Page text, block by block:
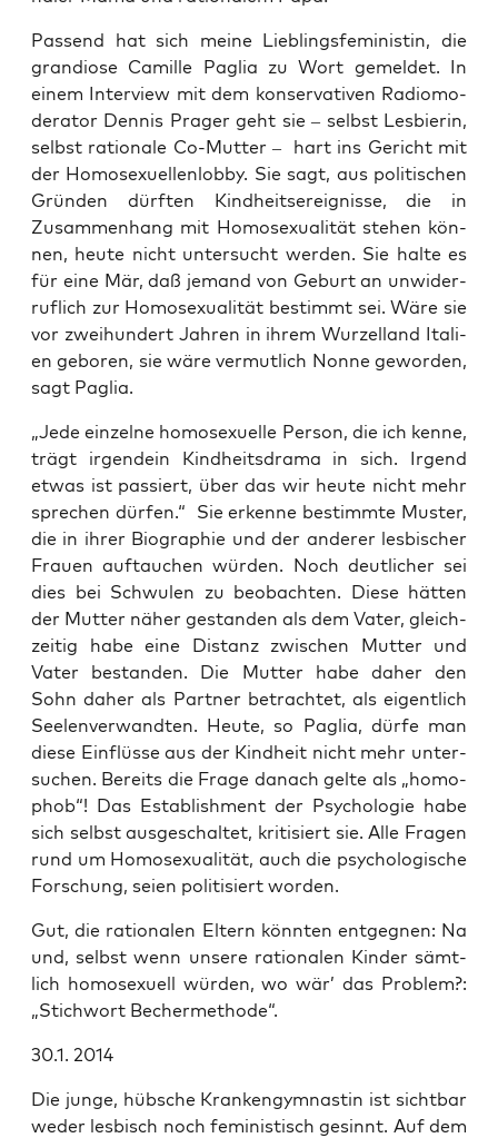
Pas­send hat sich mei­ne Lieb­lings­fe­mi­nis­tin, die
gran­dio­se Camil­le Paglia zu Wort gemel­det. In
einem Inter­view mit dem kon­ser­va­ti­ven Radio­mo­
de­ra­tor Den­nis Pra­ger geht sie – selbst Les­bie­rin,
selbst ratio­na­le Co-Mut­ter – hart ins Gericht mit
der Homo­se­xu­el­len­lob­by. Sie sagt, aus poli­ti­schen
Grün­den dürf­ten Kind­heits­er­eig­nis­se, die in
Zusam­men­hang mit Homo­se­xua­li­tät ste­hen kön­
nen, heu­te nicht unter­sucht wer­den. Sie hal­te es
für eine Mär, daß jemand von Geburt an unwi­der­
ruf­lich zur Homo­se­xua­li­tät bestimmt sei. Wäre sie
vor zwei­hun­dert Jah­ren in ihrem Wur­zel­land Ita­li­
en gebo­ren, sie wäre ver­mut­lich Non­ne gewor­den,
sagt Paglia.
„Jede ein­zel­ne homo­se­xu­el­le Per­son, die ich ken­ne,
trägt irgend­ein Kind­heits­dra­ma in sich. Irgend
etwas ist pas­siert, über das wir heu­te nicht mehr
spre­chen dür­fen.“ Sie erken­ne bestimm­te Mus­ter,
die in ihrer Bio­gra­phie und der ande­rer les­bi­scher
Frau­en auf­tau­chen wür­den. Noch deut­li­cher sei
dies bei Schwu­len zu beob­ach­ten. Die­se hät­ten
der Mut­ter näher gestan­den als dem Vater, gleich­
zei­tig habe eine Distanz zwi­schen Mut­ter und
Vater bestan­den. Die Mut­ter habe daher den
Sohn daher als Part­ner betrach­tet, als eigent­lich
See­len­ver­wand­ten. Heu­te, so Paglia, dür­fe man
die­se Ein­flüs­se aus der Kind­heit nicht mehr unter­
su­chen. Bereits die Fra­ge danach gel­te als „homo­
phob“! Das Estab­lish­ment der Psy­cho­lo­gie habe
sich selbst aus­ge­schal­tet, kri­ti­siert sie. Alle Fra­gen
rund um Homo­se­xua­li­tät, auch die psy­cho­lo­gi­sche
For­schung, sei­en poli­ti­siert worden.
Gut, die ratio­na­len Eltern könn­ten ent­geg­nen: Na
und, selbst wenn unse­re ratio­na­len Kin­der sämt­
lich homo­se­xu­ell wür­den, wo wär’ das Pro­blem?:
„Stich­wort Bechermethode“.
30.1. 2014
Die jun­ge, hüb­sche Kran­ken­gym­nas­tin ist sicht­bar
weder les­bisch noch femi­nis­tisch gesinnt. Auf dem